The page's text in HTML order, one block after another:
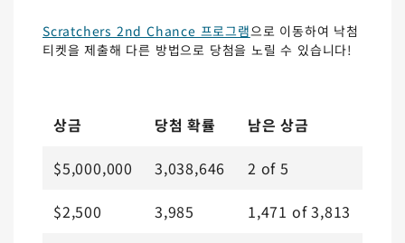
Scratchers 2nd Chance 프로그램으로 이동하여 낙첨
티켓을 제출해 다른 방법으로 당첨을 노릴 수 있습니다!
상금 당첨 확률
남은 상금
$5,000,000
3,038,646 2 of5
$2,500
3,985 1,471 of3,813